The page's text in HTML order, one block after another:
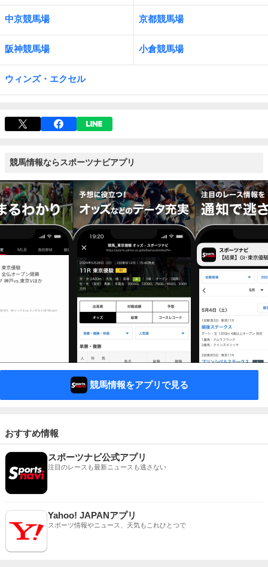
中京競馬場 京都競馬場
阪神競馬場 小倉競馬場
ウィンズ・エクセル
競馬情報ならスポーツナビアプリ
競馬情報をアプリで見る
おすすめ情報
スポーツナビ公式アプリ
注目のレースも最新ニュースも逃さない
Yahoo! JAPANアプリ
スポーツ情報やニュース、天気もこれひとつで